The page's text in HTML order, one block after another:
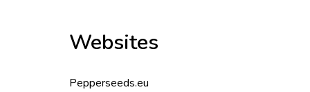
Websites
Pepperseeds.eu